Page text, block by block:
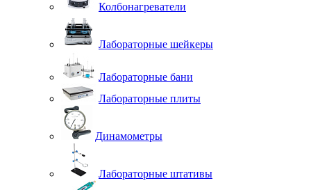
Колбонагреватели
Лабораторные шейкеры
Лабораторные бани
Лабораторные плиты
Динамометры
Лабораторные штативы